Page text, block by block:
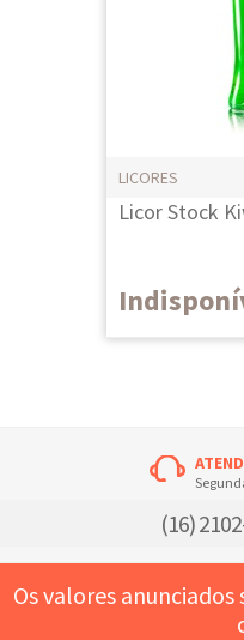
LICORES
Licor Stock
(16)
Os valores